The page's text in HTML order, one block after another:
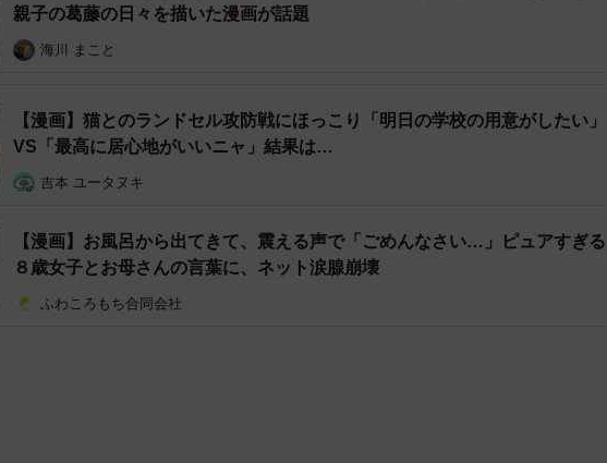
親子の葛藤の日々を描いた漫画が話題
海川 まこと
【漫画】猫とのランドセル攻防戦にほっこり「明日の学校の用意がしたい」
VS「最高に居心地がいいニャ」結果は…
吉本 ユータヌキ
【漫画】お風呂から出てきて、震える声で「ごめんなさい…」ピュアすぎる
８歳女子とお母さんの言葉に、ネット涙腺崩壊
ふわころもち合同会社